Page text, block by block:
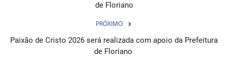
de Floriano
PRÓXIMO
Paixão de Cristo 2026 será realizada com apoio da Prefeitura
de Floriano